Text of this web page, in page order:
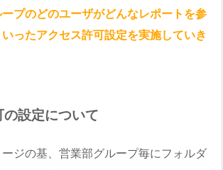
プのどのユーザがどんなレポートを参
ったアクセス許可設定を実施していき
設定について
ジの基、営業部グループ毎にフォルダ